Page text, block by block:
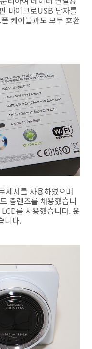
마이크로USB 단자를
케이블과도 모두 호환
세서를 사용하였으며
줌렌즈를 채용했습니
를 사용했습니다. 운
니다.